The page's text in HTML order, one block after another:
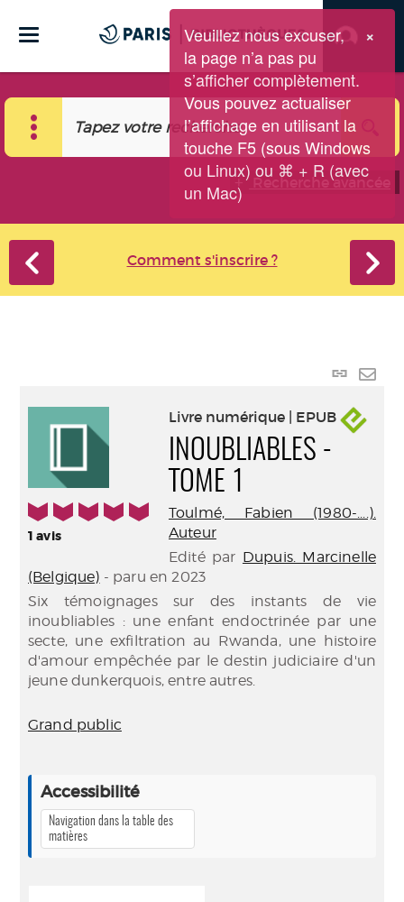
Recherche avancée
Comment s'inscrire ?
Lien
5/5
1avis
Livre numérique | EPUB
INOUBLIABLES -
TOME 1
Toulmé, Fabien (1980-....).
Auteur
Edité par Dupuis. Marcinelle
(Belgique) - paru en 2023
Six témoignages sur des instants de vie
inoubliables : une enfant endoctrinée par une
secte, une exfiltration au Rwanda, une histoire
d'amour empêchée par le destin judiciaire d'un
jeune dunkerquois, entre autres.
Grand public
Accessibilité
Navigation dans la table des
matières
×
Veuillez nous excuser,
la page n’a pas pu
s’afficher complètement.
Vous pouvez actualiser
l’affichage en utilisant la
touche F5 (sous Windows
ou Linux) ou ⌘ + R (avec
un Mac)